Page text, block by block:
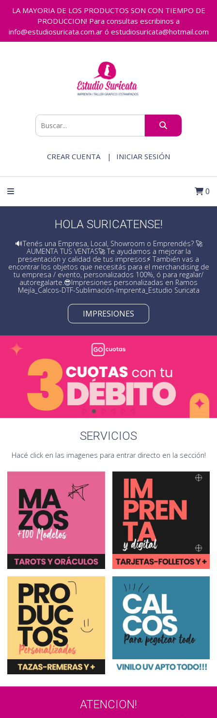
LA MAYORIA DE LOS PRODUCTOS SON CON TIEMPO DE
PRODUCCION! Para consultas escribinos a
info@estudiosuricata.com.ar ó estudiosuricata@hotmail.com
CREAR CUENTA INICIAR SESIÓN
0
HOLA SURICATENSE!
🔊Tenés una Empresa, Local, Showroom o Emprendés? 🚀
AUMENTA TUS VENTAS🚀 Te ayudamos a mejorar la
presentación y calidad de tus impresos⚡ También vas a
encontrar los objetos que necesitás para el merchandising de
tu empresa / evento, personalizados 100%, ó para regalar/
autoregalarte.😎Impresiones personalizadas en Ramos
Mejía_Calcos-DTF-Sublimación-Imprenta_Estudio Suricata
IMPRESIONES
SERVICIOS
Hacé click en las imagenes para entrar directo en la sección!
ATENCION!